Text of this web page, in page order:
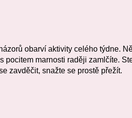
obarví aktivity celého týdne.
pocitem marnosti raději zamlčíte.
zavděčit, snažte se prostě přežít.